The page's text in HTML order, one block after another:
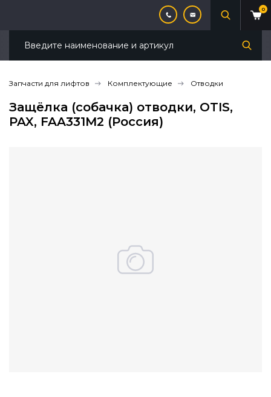
0
Запчасти для лифтов Комплектующие Отводки
Защёлка (собачка) отводки, OTIS,
PAX, FAA331M2 (Россия)